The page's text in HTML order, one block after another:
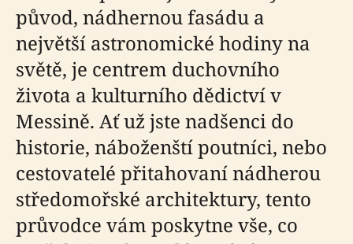
původ, nádhernou fasádu a
největší astronomické hodiny na
světě, je centrem duchovního
života a kulturního dědictví v
Messině. Ať už jste nadšenci do
historie, náboženští poutníci, nebo
cestovatelé přitahovaní nádherou
středomořské architektury, tento
průvodce vám poskytne vše, co